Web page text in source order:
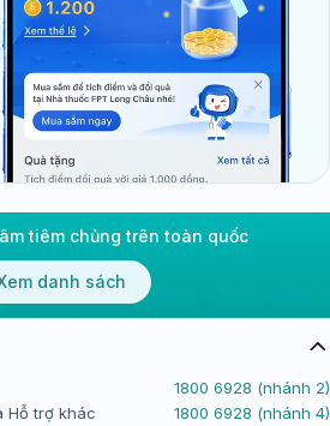
tiêm chủng trên toàn quốc
danh sách
1800 6928 (nhánh 2)
Hỗ trợ khác
1800 6928 (nhánh 4)